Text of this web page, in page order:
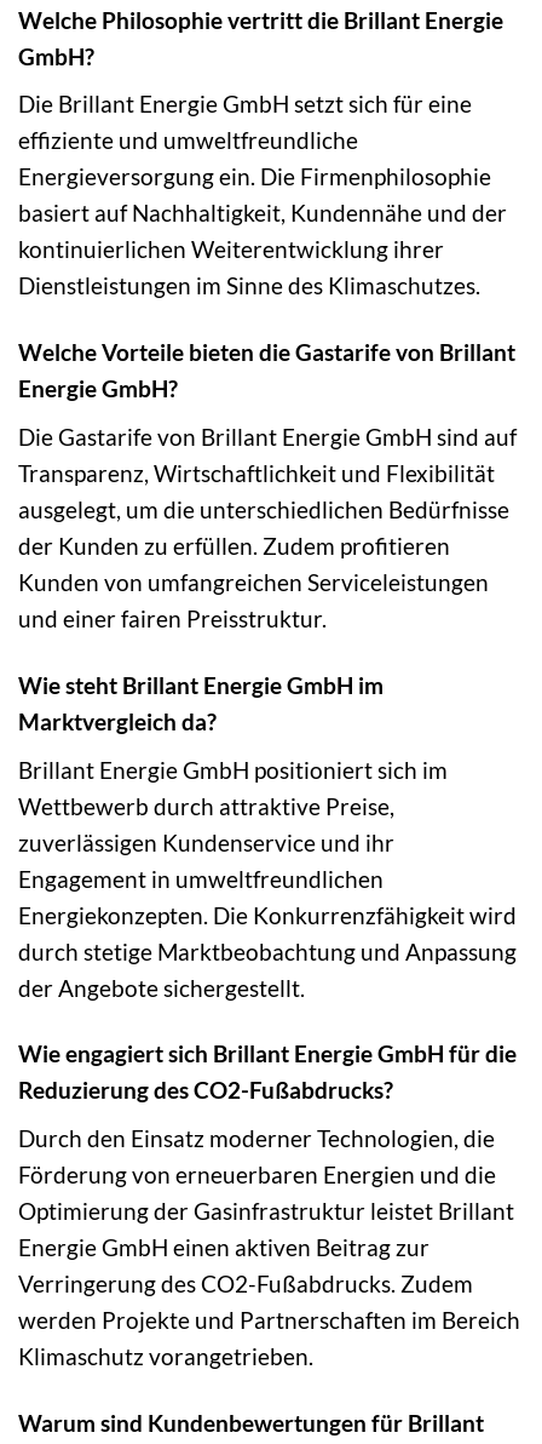
Welche Philosophie vertritt die Brillant Energie
GmbH?
Die Brillant Energie GmbH setzt sich für eine
effiziente und umweltfreundliche
Energieversorgung ein. Die Firmenphilosophie
basiert auf Nachhaltigkeit, Kundennähe und der
kontinuierlichen Weiterentwicklung ihrer
Dienstleistungen im Sinne des Klimaschutzes.
Welche Vorteile bieten die Gastarife von Brillant
Energie GmbH?
Die Gastarife von Brillant Energie GmbH sind auf
Transparenz, Wirtschaftlichkeit und Flexibilität
ausgelegt, um die unterschiedlichen Bedürfnisse
der Kunden zu erfüllen. Zudem profitieren
Kunden von umfangreichen Serviceleistungen
und einer fairen Preisstruktur.
Wie steht Brillant Energie GmbH im
Marktvergleich da?
Brillant Energie GmbH positioniert sich im
Wettbewerb durch attraktive Preise,
zuverlässigen Kundenservice und ihr
Engagement in umweltfreundlichen
Energiekonzepten. Die Konkurrenzfähigkeit wird
durch stetige Marktbeobachtung und Anpassung
der Angebote sichergestellt.
Wie engagiert sich Brillant Energie GmbH für die
Reduzierung des CO2-Fußabdrucks?
Durch den Einsatz moderner Technologien, die
Förderung von erneuerbaren Energien und die
Optimierung der Gasinfrastruktur leistet Brillant
Energie GmbH einen aktiven Beitrag zur
Verringerung des CO2-Fußabdrucks. Zudem
werden Projekte und Partnerschaften im Bereich
Klimaschutz vorangetrieben.
Warum sind Kundenbewertungen für Brillant